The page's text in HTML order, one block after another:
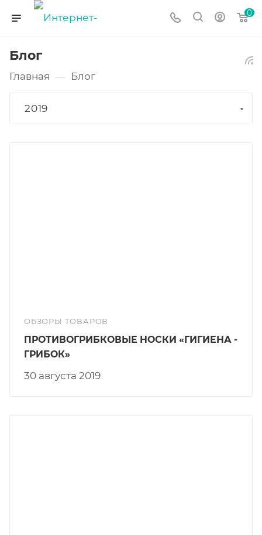
0
Блог
Главная — Блог
2019
ОБЗОРЫ ТОВАРОВ
30 августа 2019
ПРОТИВОГРИБКОВЫЕ НОСКИ «ГИГИЕНА -
ГРИБОК»